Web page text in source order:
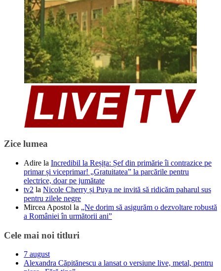
Zice lumea
Adire la Incredibil la Reșița: Șef din primărie îi contrazice pe
primar și viceprimar! „Gratuitatea” la parcările pentru
electrice, doar pe jumătate
tv2 la Nicole Cherry și Puya ne invită să ridicăm paharul sus
pentru zilele negre
Mircea Apostol la „Ne dorim să asigurăm o dezvoltare robustă
a României în următorii ani”
Cele mai noi titluri
7 august
Alexandra Căpitănescu a lansat o versiune live, metal, pentru